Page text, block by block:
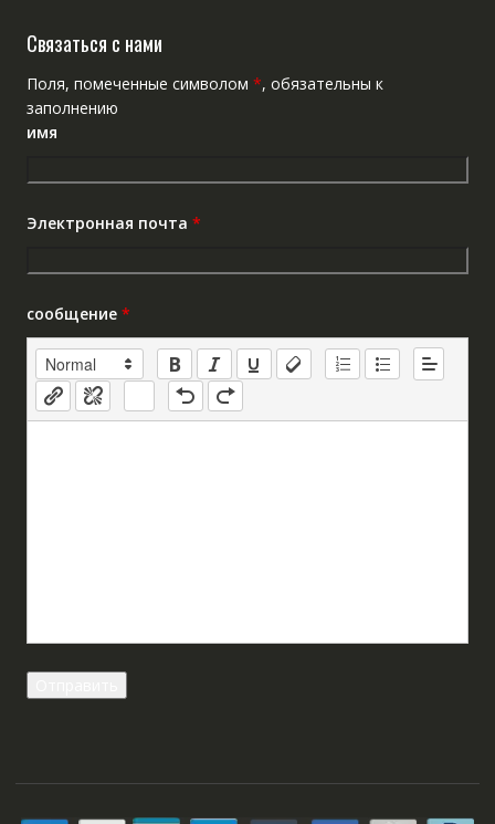
Связаться с нами
Поля, помеченные символом *, обязательны к
заполнению
имя
Электронная почта *
сообщение *